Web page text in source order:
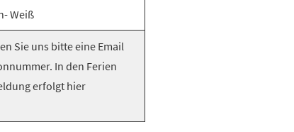
Weiß
Sie uns bitte eine Email
In den Ferien
erfolgt hier